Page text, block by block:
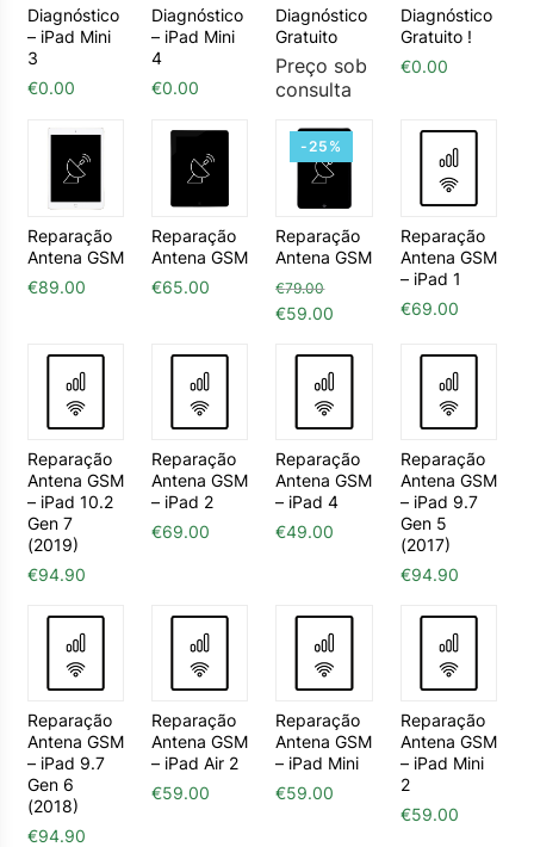
Diagnóstico
– iPad Mini
3
€0.00
Diagnóstico
– iPad Mini
4
€0.00
Diagnóstico
Gratuito
Preço sob
consulta
Diagnóstico
Gratuito !
€0.00
Reparação
Antena GSM
€89.00
Reparação
Antena GSM
€65.00
-25%
Reparação
Antena GSM
€79.00
O preço original era: €79.00.
€59.00 O preço atual é:
Reparação
Antena GSM
– iPad 1
€69.00
Reparação
Antena GSM
– iPad 10.2
Gen 7
(2019)
€94.90
Reparação
Antena GSM
– iPad 2
€69.00
Reparação
Antena GSM
– iPad 4
€49.00
Reparação
Antena GSM
– iPad 9.7
Gen 5
(2017)
€94.90
Reparação
Antena GSM
– iPad 9.7
Gen 6
(2018)
€94.90
Reparação
Antena GSM
– iPad Air 2
€59.00
Reparação
Antena GSM
– iPad Mini
€59.00
Reparação
Antena GSM
– iPad Mini
2
€59.00